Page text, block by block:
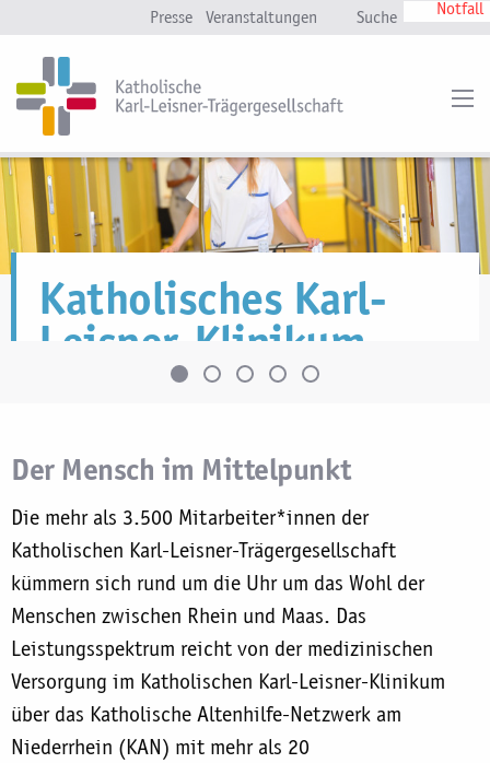
Presse Veranstaltungen Suche Notfall
Katholisches Karl-
Leisner-Klinikum
Der Mensch im Mittelpunkt
Die mehr als 3.500 Mitarbeiter*innen der
Katholischen Karl-Leisner-Trägergesellschaft
kümmern sich rund um die Uhr um das Wohl der
Menschen zwischen Rhein und Maas. Das
Leistungsspektrum reicht von der medizinischen
Versorgung im Katholischen Karl-Leisner-Klinikum
über das Katholische Altenhilfe-Netzwerk am
Niederrhein (KAN) mit mehr als 20